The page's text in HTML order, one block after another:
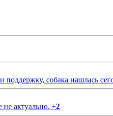
собака нашлась
актуально. +2